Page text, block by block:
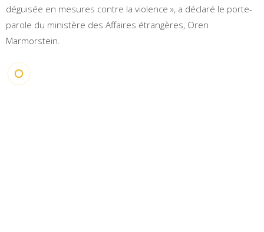
déguisée en mesures contre la violence », a déclaré le porte-
parole du ministère des Affaires étrangères, Oren
Marmorstein.